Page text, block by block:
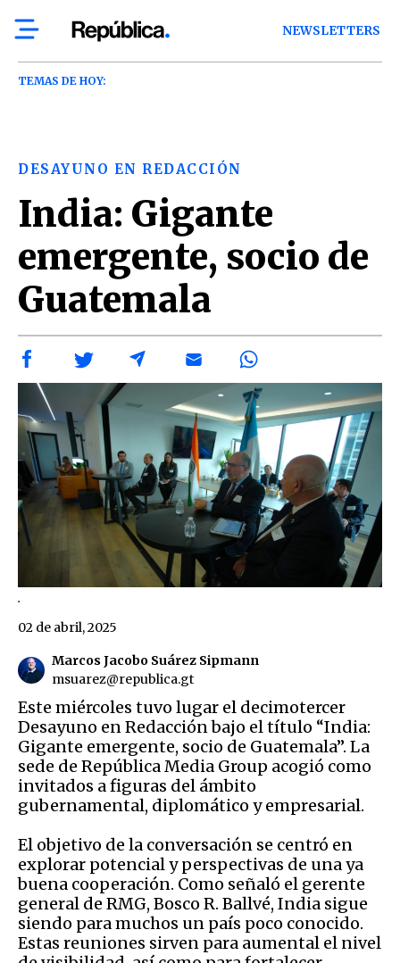
NEWSLETTERS
TEMAS DE HOY:
DESAYUNO EN REDACCIÓN
India: Gigante
emergente, socio de
Guatemala
.
Marcos Jacobo Suárez Sipmann
msuarez@republica.gt
02 de abril, 2025
Este miércoles tuvo lugar el decimotercer
Desayuno en Redacción bajo el título “India:
Gigante emergente, socio de Guatemala”. La
sede de República Media Group acogió como
invitados a figuras del ámbito
gubernamental, diplomático y empresarial.
El objetivo de la conversación se centró en
explorar potencial y perspectivas de una ya
buena cooperación. Como señaló el gerente
general de RMG, Bosco R. Ballvé, India sigue
siendo para muchos un país poco conocido.
Estas reuniones sirven para aumental el nivel